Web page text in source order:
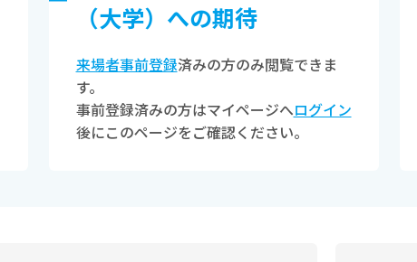
（⼤学）への期待
来場者事前登録済みの方のみ閲覧できま
す。
事前登録済みの方はマイページへログイン
後にこのページをご確認ください。